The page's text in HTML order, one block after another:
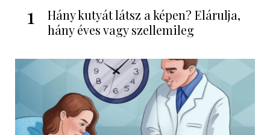
1
Hány kutyát látsz a képen? Elárulja,
hány éves vagy szellemileg